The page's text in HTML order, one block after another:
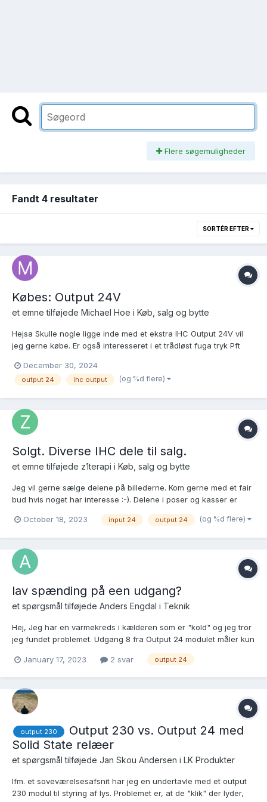
Flere søgemuligheder
Fandt 4 resultater
SORTÉR EFTER
Købes: Output 24V
et emne tilføjede Michael Hoe i Køb, salg og bytte
Hejsa Skulle nogle ligge inde med et ekstra IHC Output 24V vil
jeg gerne købe. Er også interesseret i et trådløst fuga tryk Pft
December 30, 2024
output 24 ihc output (og %d flere)
Solgt. Diverse IHC dele til salg.
et emne tilføjede z1terapi i Køb, salg og bytte
Jeg vil gerne sælge delene på billederne. Kom gerne med et fair
bud hvis noget har interesse :-). Delene i poser og kasser er
dimmer 400 Uni er brugte og virker. Bemærk: 505D6102 - Trådløs
October 18, 2023 input 24 output 24 (og %d flere)
lav spænding på een udgang?
et spørgsmål tilføjede Anders Engdal i Teknik
Hej, Jeg har en varmekreds i kælderen som er "kold" og jeg tror
jeg fundet problemet. Udgang 8 fra Output 24 modulet måler kun
vil derfor ikke åbne. Jeg undrer mig over at een udgang kan
January 17, 2023 2 svar output 24
output 230
Output 230 vs. Output 24 med
Solid State relæer
et spørgsmål tilføjede Jan Skou Andersen i LK Produkter
Ifm. et soveværelsesafsnit har jeg en undertavle med et output
230 modul til styring af lys. Problemet er, at de "klik" der lyder,